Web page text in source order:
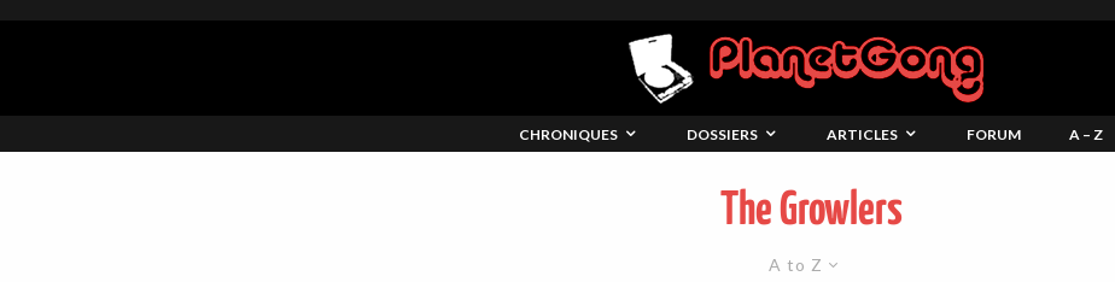
CHRONIQUES DOSSIERS ARTICLES FORUM A – Z
The Growlers
A to Z